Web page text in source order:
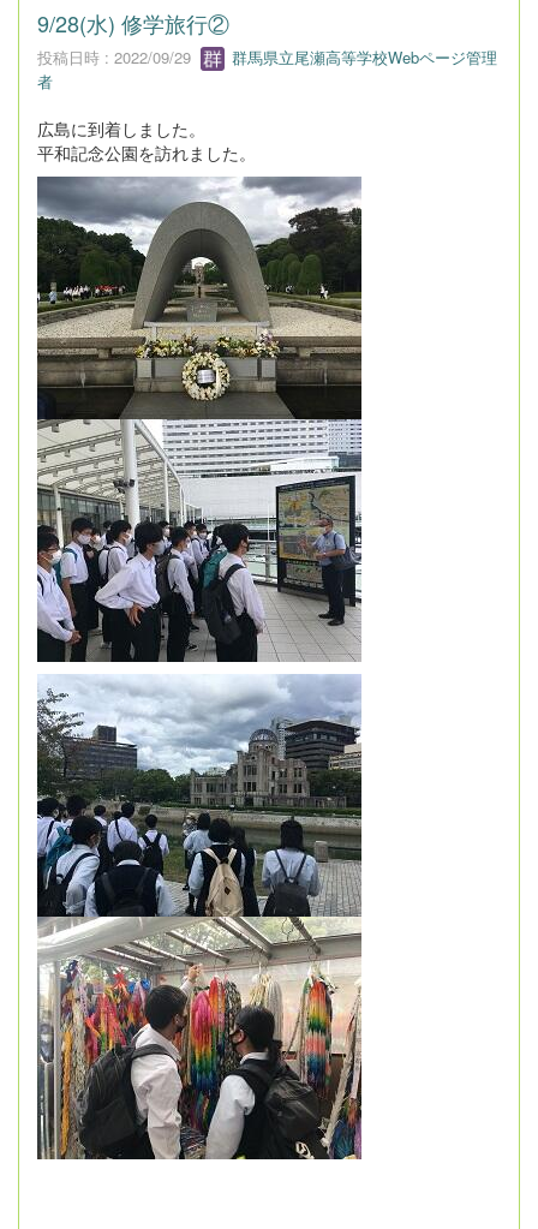
9/28(水) 修学旅行②
投稿日時 : 2022/09/29
群馬県立尾瀬高等学校Webページ管理
者
広島に到着しました。
平和記念公園を訪れました。